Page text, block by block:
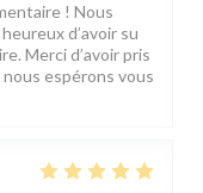
! Nous
d’avoir su
Merci d’avoir pris
espérons vous